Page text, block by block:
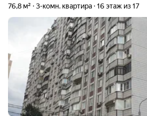
76,8 м² 3-комн. квартира 16 этаж из 17